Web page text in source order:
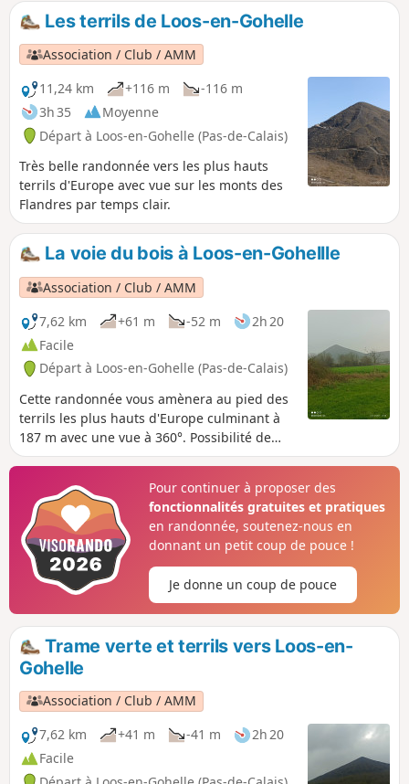
Les terrils de Loos-en-Gohelle
Association / Club / AMM
11,24 km
+116 m
-116 m
3h 35
Moyenne
Départ à Loos-en-Gohelle (Pas-de-Calais)
Très belle randonnée vers les plus hauts
terrils d'Europe avec vue sur les monts des
Flandres par temps clair.
La voie du bois à Loos-en-Gohellle
Association / Club / AMM
7,62 km
+61 m -52 m
2h 20
Facile
Départ à Loos-en-Gohelle (Pas-de-Calais)
Cette randonnée vous amènera au pied des
terrils les plus hauts d'Europe culminant à
187 m avec une vue à 360°. Possibilité de
faire la montée du terril pour les plus
Pour continuer à proposer des
fonctionnalités gratuites et pratiques
en randonnée, soutenez-nous en
donnant un petit coup de pouce !
Je donne un coup de pouce
Trame verte et terrils vers Loos-en-
Gohelle
Association / Club / AMM
7,62 km
+41 m -41 m
2h 20
Facile